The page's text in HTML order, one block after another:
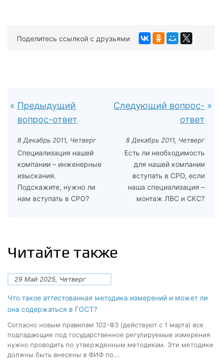
Поделитесь ссылкой с друзьями
Предыдущий
вопрос-ответ
8 Декабрь 2011, Четверг
Специализация нашей
компании – инженерные
изыскания.
Подскажите, нужно ли
нам вступать в СРО?
Следующий вопрос-
ответ
8 Декабрь 2011, Четверг
Есть ли необходимость
для нашей компании
вступать в СРО, если
наша специализация –
монтаж ЛВС и СКС?
Читайте также
29 Май 2025, Четверг
Что такое аттестованная методика измерений и может ли
она содержаться в ГОСТ?
Согласно новым правилам 102-ФЗ (действуют с 1 марта) все
подпадающие под государственное регулируемые измерения
нужно проводить по утвержденным методикам. Эти методики
должны быть внесены в ФИФ по...